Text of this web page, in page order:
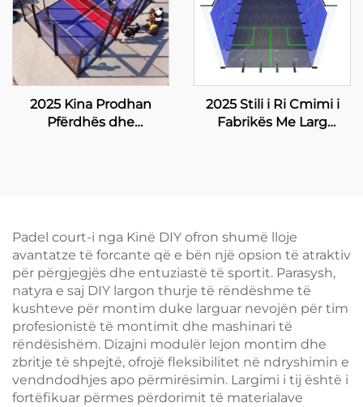
2025 Kina Prodhan
Pfërdhës dhe
2025 Stili i Ri Cmimi i
Fabrikës Me Larg
Padel court-i nga Kinë DIY ofron shumë lloje
avantatze të forcante që e bën një opsion të atraktiv
për përgjegjës dhe entuziastë të sportit. Parasysh,
natyra e saj DIY largon thurje të rëndëshme të
kushteve për montim duke larguar nevojën për tim
profesionistë të montimit dhe mashinari të
rëndësishëm. Dizajni modulër lejon montim dhe
zbritje të shpejtë, ofrojë fleksibilitet në ndryshimin e
vendndodhjes apo përmirësimin. Largimi i tij është i
fortëfikuar përmes përdorimit të materialave